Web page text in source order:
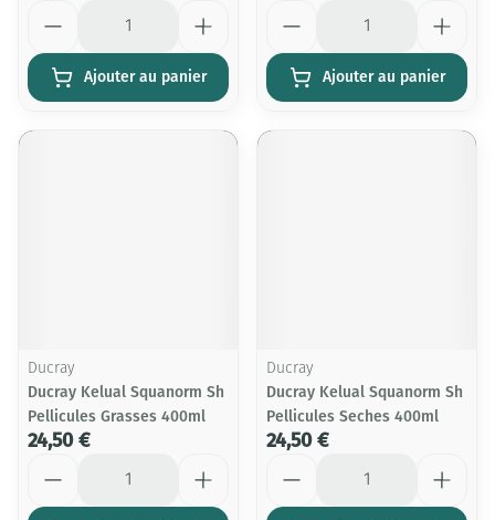
Ajouter au panier Ajouter au panier
Ducray
Ducray Kelual Squanorm Sh
Pellicules Grasses 400ml
24,50 €
Ducray
Ducray Kelual Squanorm Sh
Pellicules Seches 400ml
24,50 €